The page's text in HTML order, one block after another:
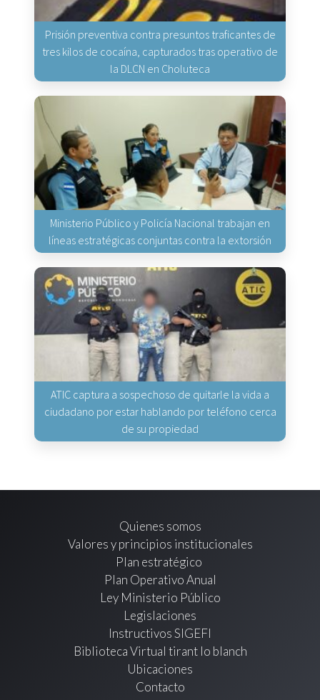
Prisión preventiva contra presuntos traficantes de
tres kilos de cocaína, capturados tras operativo de
la DLCN en Choluteca
Ministerio Público y Policía Nacional trabajan en
líneas estratégicas conjuntas contra la extorsión
ATIC captura a sospechoso de quitarle la vida a
ciudadano por estar hablando por teléfono cerca
de su propiedad
Quienes somos
Valores y principios institucionales
Plan estratégico
Plan Operativo Anual
Ley Ministerio Público
Legislaciones
Instructivos SIGEFI
Biblioteca Virtual tirant lo blanch
Ubicaciones
Contacto